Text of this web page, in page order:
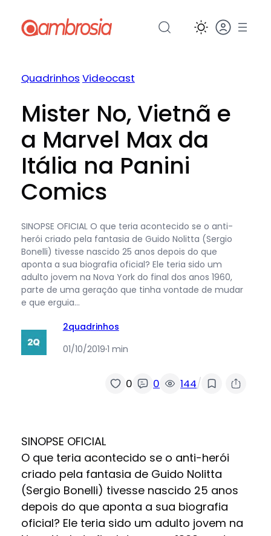
para
Quadrinhos Videocast
Mister No, Vietnã e
a Marvel Max da
Itália na Panini
Comics
SINOPSE OFICIAL O que teria acontecido se o anti-
herói criado pela fantasia de Guido Nolitta (Sergio
Bonelli) tivesse nascido 25 anos depois do que
aponta a sua biografia oficial? Ele teria sido um
adulto jovem na Nova York do final dos anos 1960,
parte de uma geração que tinha vontade de mudar
e que erguia…
2quadrinhos
01/10/2019·1 min
0 0 144/
SINOPSE OFICIAL
O que teria acontecido se o anti-herói
criado pela fantasia de Guido Nolitta
(Sergio Bonelli) tivesse nascido 25 anos
depois do que aponta a sua biografia
oficial? Ele teria sido um adulto jovem na